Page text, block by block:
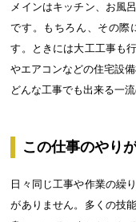
メインはキッチン、お風
です。もちろん、その際
す。ときには大工工事も
やエアコンなどの住宅設
どんな工事でも出来る一
この仕事のやり
日々同じ工事や作業の繰
がありません。多くの技